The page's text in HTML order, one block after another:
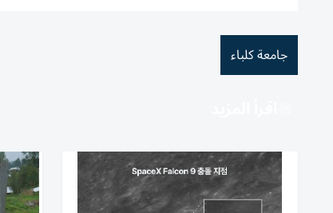
جامعة كلباء